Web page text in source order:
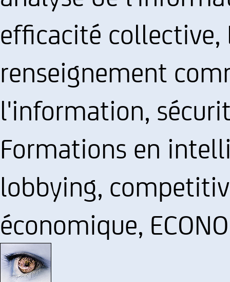
efficacité collective,
renseignement
l'information,
Formations en
lobbying,
économique,